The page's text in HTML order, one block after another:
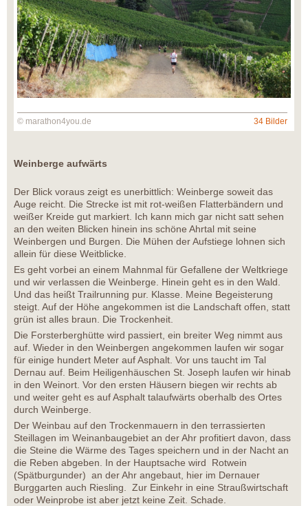
© marathon4you.de 34 Bilder
Weinberge aufwärts
Der Blick voraus zeigt es unerbittlich: Weinberge soweit das
Auge reicht. Die Strecke ist mit rot-weißen Flatterbändern und
weißer Kreide gut markiert. Ich kann mich gar nicht satt sehen
an den weiten Blicken hinein ins schöne Ahrtal mit seine
Weinbergen und Burgen. Die Mühen der Aufstiege lohnen sich
allein für diese Weitblicke.
Es geht vorbei an einem Mahnmal für Gefallene der Weltkriege
und wir verlassen die Weinberge. Hinein geht es in den Wald.
Und das heißt Trailrunning pur. Klasse. Meine Begeisterung
steigt. Auf der Höhe angekommen ist die Landschaft offen, statt
grün ist alles braun. Die Trockenheit.
Die Forsterberghütte wird passiert, ein breiter Weg nimmt aus
auf. Wieder in den Weinbergen angekommen laufen wir sogar
für einige hundert Meter auf Asphalt. Vor uns taucht im Tal
Dernau auf. Beim Heiligenhäuschen St. Joseph laufen wir hinab
in den Weinort. Vor den ersten Häusern biegen wir rechts ab
und weiter geht es auf Asphalt talaufwärts oberhalb des Ortes
durch Weinberge.
Der Weinbau auf den Trockenmauern in den terrassierten
Steillagen im Weinanbaugebiet an der Ahr profitiert davon, dass
die Steine die Wärme des Tages speichern und in der Nacht an
die Reben abgeben. In der Hauptsache wird Rotwein
(Spätburgunder) an der Ahr angebaut, hier im Dernauer
Burggarten auch Riesling. Zur Einkehr in eine Straußwirtschaft
oder Weinprobe ist aber jetzt keine Zeit. Schade.